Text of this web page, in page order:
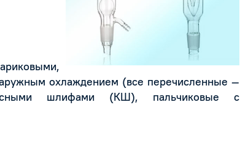
охлаждением (все перечисленные —
шлифами (КШ), пальчиковые с